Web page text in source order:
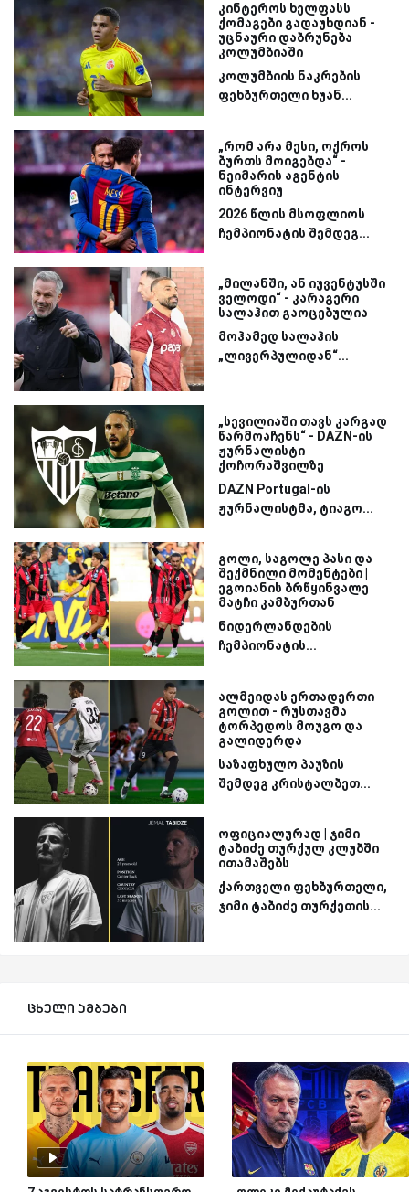
კინტეროს ხელფასს
ქომაგები გადაუხდიან -
უცნაური დაბრუნება
კოლუმბიაში
კოლუმბიის ნაკრების
ფეხბურთელი ხუან...
„რომ არა მესი, ოქროს
ბურთს მოიგებდა“ -
ნეიმარის აგენტის
ინტერვიუ
2026 წლის მსოფლიოს
ჩემპიონატის შემდეგ...
„მილანში, ან იუვენტუსში
ველოდი“ - კარაგერი
სალაჰით გაოცებულია
მოჰამედ სალაჰის
„ლივერპულიდან“...
„სევილიაში თავს კარგად
წარმოაჩენს“ - DAZN-ის
ჟურნალისტი
ქოჩორაშვილზე
DAZN Portugal-ის
ჟურნალისტმა, ტიაგო...
გოლი, საგოლე პასი და
შექმნილი მომენტები |
ეგოიანის ბრწყინვალე
მატჩი კამბურთან
ნიდერლანდების
ჩემპიონატის...
ალმეიდას ერთადერთი
გოლით - რუსთავმა
ტორპედოს მოუგო და
გალიდერდა
საზაფხულო პაუზის
შემდეგ კრისტალბეთ...
ოფიციალურად | ჯიმი
ტაბიძე თურქულ კლუბში
ითამაშებს
ქართველი ფეხბურთელი,
ჯიმი ტაბიძე თურქეთის...
ცხელი ამბები